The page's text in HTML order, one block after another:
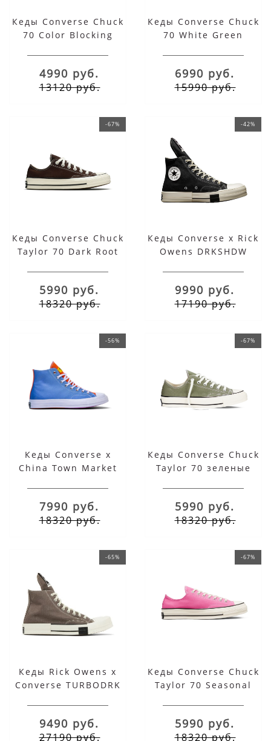
Кеды Converse Chuck
70 Color Blocking
4990 руб.
13120 руб.
Кеды Converse Chuck
70 White Green
6990 руб.
15990 руб.
-67%
Кеды Converse Chuck
Taylor 70 Dark Root
5990 руб.
18320 руб.
-42%
Кеды Converse x Rick
Owens DRKSHDW
9990 руб.
17190 руб.
-56%
Кеды Converse x
China Town Market
7990 руб.
18320 руб.
-67%
Кеды Converse Chuck
Taylor 70 зеленые
5990 руб.
18320 руб.
-65%
Кеды Rick Owens x
Converse TURBODRK
9490 руб.
27190 руб.
-67%
Кеды Converse Chuck
Taylor 70 Seasonal
5990 руб.
18320 руб.